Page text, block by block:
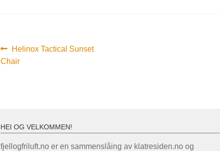
Innleggsnavigasjon
Forrige
innlegg:
Helinox Tactical Sunset
Chair
HEI OG VELKOMMEN!
fjellogfriluft.no er en sammenslåing av klatresiden.no og